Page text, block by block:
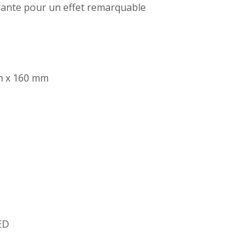
pour un effet remarquable
x 160 mm